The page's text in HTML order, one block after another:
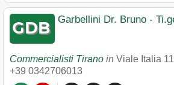
Garbellini Dr. Bruno -
Commercialisti Tirano in Viale Italia
+39 0342706013